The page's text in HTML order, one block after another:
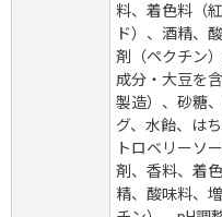
料、着色料（
ド）、酒精、
剤（ペクチン
成分・大豆を
製造）、砂糖
グ、水飴、は
トロベリーソ
剤、香料、着
精、酸味料、